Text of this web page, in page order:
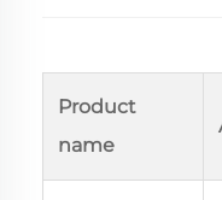
Product
name